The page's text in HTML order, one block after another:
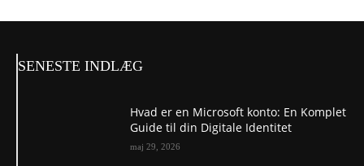
SENESTE INDLÆG
Hvad er en Microsoft konto: En Komplet
Guide til din Digitale Identitet
maj 29, 2026